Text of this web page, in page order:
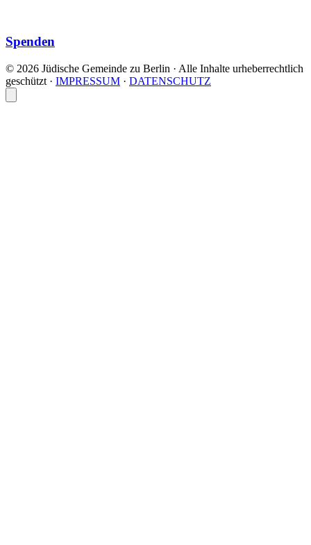
Spenden
© 2026 Jüdische Gemeinde zu Berlin · Alle Inhalte urheberrechtlich
geschützt · IMPRESSUM · DATENSCHUTZ